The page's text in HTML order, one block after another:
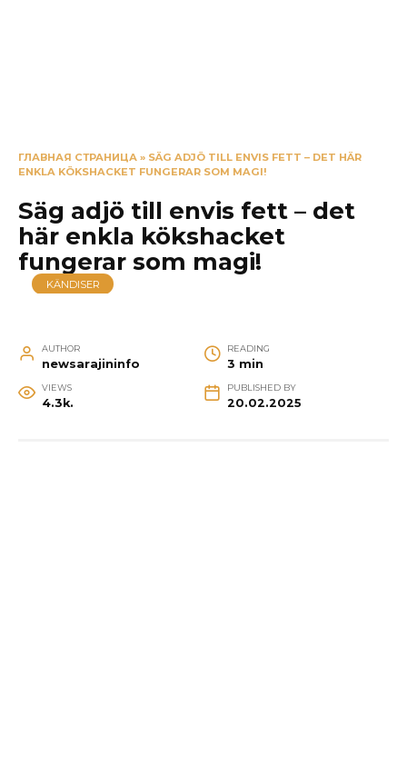
ГЛАВНАЯ СТРАНИЦА » SÄG ADJÖ TILL ENVIS FETT – DET HÄR
ENKLA KÖKSHACKET FUNGERAR SOM MAGI!
Säg adjö till envis fett – det
här enkla kökshacket
fungerar som magi!
KÄNDISER
AUTHOR
newsarajininfo
READING
3 min
VIEWS
4.3k.
PUBLISHED BY
20.02.2025